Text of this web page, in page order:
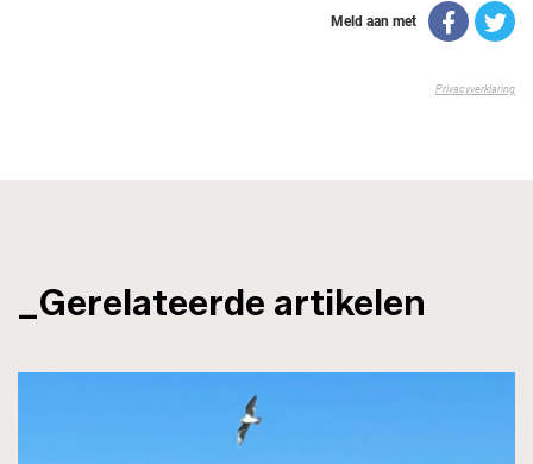
_Gerelateerde artikelen